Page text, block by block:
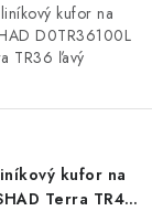
kufor na
D0TR36100L
TR36 ľavý
kufor na
Terra TR47